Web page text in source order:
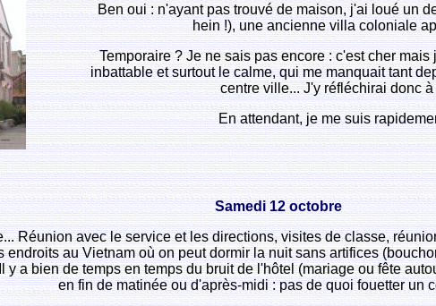
Ben oui : n'ayant pas trouvé de maison, j'ai loué un
hein !), une ancienne villa coloniale
Temporaire ? Je ne sais pas encore : c'est cher
inbattable et surtout le calme, qui me manquait tant
centre ville... J'y réfléchirai donc
En attendant, je me suis
Samedi 12 octobre
Réunion avec le service et les directions, visites de classe,
endroits au Vietnam où on peut dormir la nuit sans artifices
y a bien de temps en temps du bruit de l'hôtel (mariage ou fête
en fin de matinée ou d'après-midi : pas de quoi fouetter un